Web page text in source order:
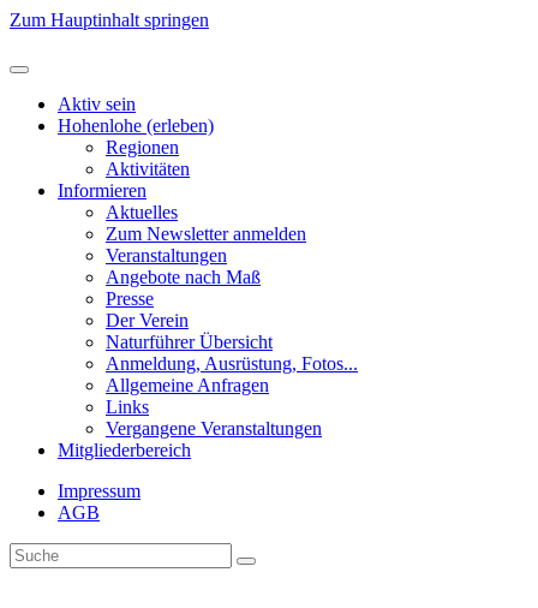
Zum Hauptinhalt springen
Aktiv sein
Hohenlohe (erleben)
Regionen
Aktivitäten
Informieren
Aktuelles
Zum Newsletter anmelden
Veranstaltungen
Angebote nach Maß
Presse
Der Verein
Naturführer Übersicht
Anmeldung, Ausrüstung, Fotos...
Allgemeine Anfragen
Links
Vergangene Veranstaltungen
Mitgliederbereich
Impressum
AGB